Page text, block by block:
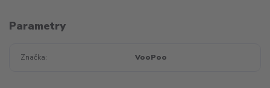
Parametry
Značka VooPoo